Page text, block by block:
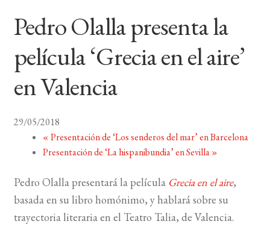
menú
PODCAST
LA EDITORIAL
FOREIGN RIGHTS
MI CUENTA
BUSCAR
LISTA DE LIBROS
Pedro Olalla presenta la
película ‘Grecia en el aire’
en Valencia
29/05/2018
«Presentación de ‘Los senderos del mar’ en Barcelona
Presentación de ‘La hispanibundia’ en Sevilla»
Pedro Olalla presentará la película Grecia en el aire,
basada en su libro homónimo, y hablará sobre su
trayectoria literaria en el Teatro Talia, de Valencia.